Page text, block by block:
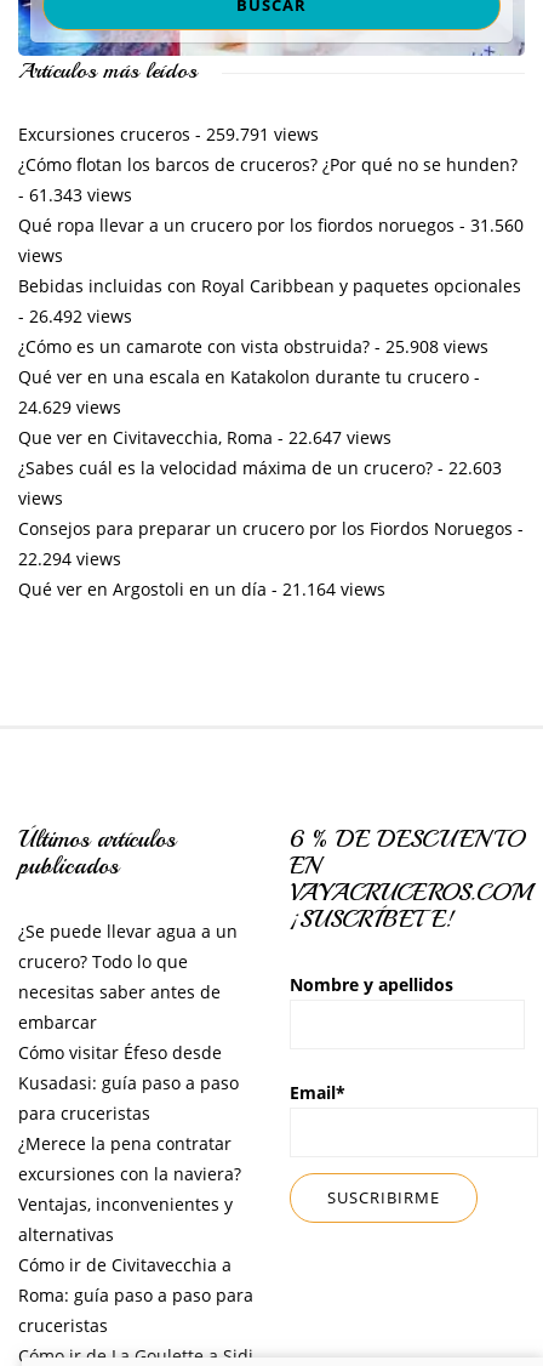
Artículos más leídos
Excursiones cruceros - 259.791 views
¿Cómo flotan los barcos de cruceros? ¿Por qué no se hunden?
- 61.343 views
Qué ropa llevar a un crucero por los fiordos noruegos - 31.560
views
Bebidas incluidas con Royal Caribbean y paquetes opcionales
- 26.492 views
¿Cómo es un camarote con vista obstruida? - 25.908 views
Qué ver en una escala en Katakolon durante tu crucero -
24.629 views
Que ver en Civitavecchia, Roma - 22.647 views
¿Sabes cuál es la velocidad máxima de un crucero? - 22.603
views
Consejos para preparar un crucero por los Fiordos Noruegos -
22.294 views
Qué ver en Argostoli en un día - 21.164 views
Últimos artículos
publicados
¿Se puede llevar agua a un
crucero? Todo lo que
necesitas saber antes de
embarcar
Cómo visitar Éfeso desde
Kusadasi: guía paso a paso
para cruceristas
¿Merece la pena contratar
excursiones con la naviera?
Ventajas, inconvenientes y
alternativas
Cómo ir de Civitavecchia a
Roma: guía paso a paso para
cruceristas
Cómo ir de La Goulette a Sidi
6 % DE DESCUENTO
EN
VAYACRUCEROS.COM
¡SUSCRÍBETE!
Nombre y apellidos
Email*